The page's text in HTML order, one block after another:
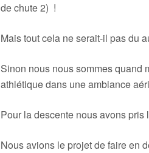
de chute 2) !
Mais tout cela ne serait-il pas du
Sinon nous nous sommes quand
athlétique dans une ambiance
Pour la descente nous avons pris
Nous avions le projet de faire en